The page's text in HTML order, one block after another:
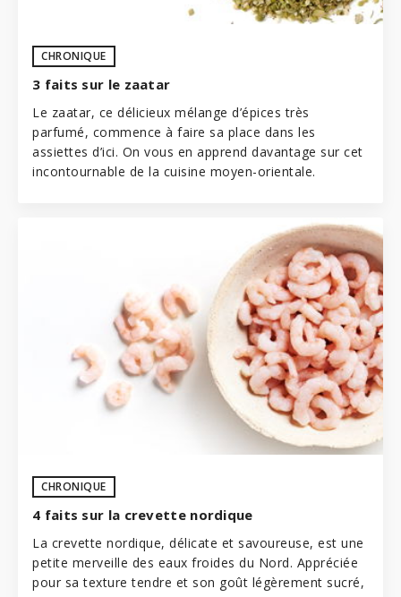
CHRONIQUE
3 faits sur le zaatar
Le zaatar, ce délicieux mélange d’épices très
parfumé, commence à faire sa place dans les
assiettes d’ici. On vous en apprend davantage sur cet
incontournable de la cuisine moyen-orientale.
CHRONIQUE
4 faits sur la crevette nordique
La crevette nordique, délicate et savoureuse, est une
petite merveille des eaux froides du Nord. Appréciée
pour sa texture tendre et son goût légèrement sucré,